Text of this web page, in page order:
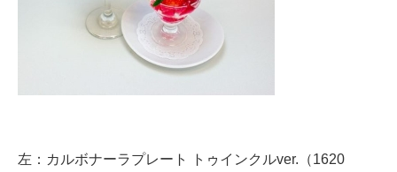
左：カルボナーラプレート トゥインクルver.（1620